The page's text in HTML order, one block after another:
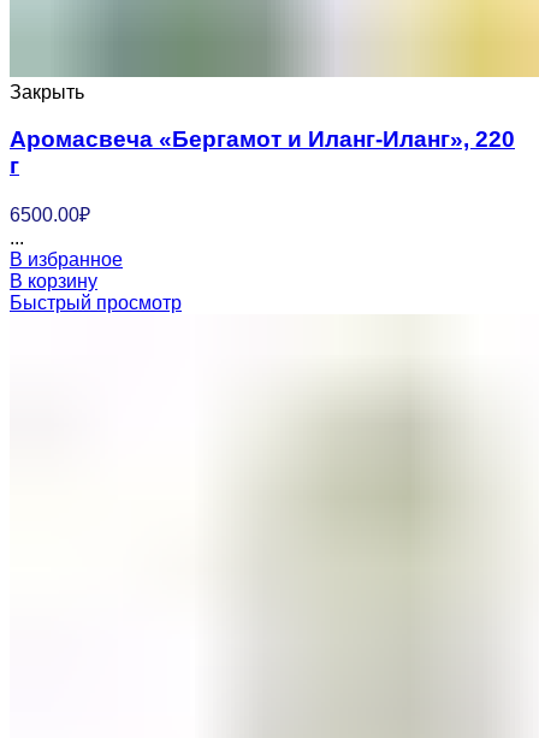
Закрыть
Аромасвеча «Бергамот и Иланг-Иланг», 220
г
6500.00₽
...
В избранное
В корзину
Быстрый просмотр